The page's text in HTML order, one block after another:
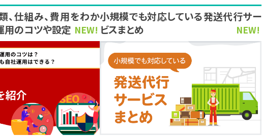
、仕組み、費用をわか
用のコツや設定方法も
NEW!
小規模でも対応している発送代行サー
ビスまとめ
NEW!